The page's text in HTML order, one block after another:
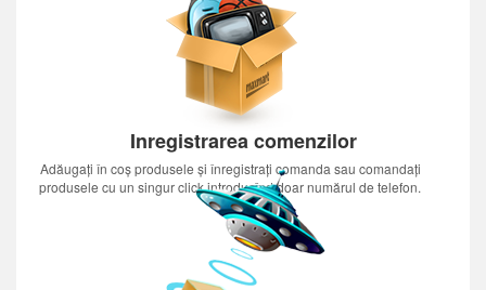
Inregistrarea comenzilor
Adăugați în coș produsele și înregistrați comanda sau comandați
produsele cu un singur click introducînd doar numărul de telefon.